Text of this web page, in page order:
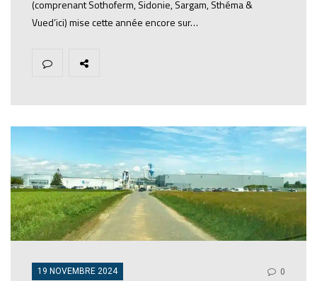
(comprenant Sothoferm, Sidonie, Sargam, Sthéma &
Vued’ici) mise cette année encore sur…
19 NOVEMBRE 2024 0